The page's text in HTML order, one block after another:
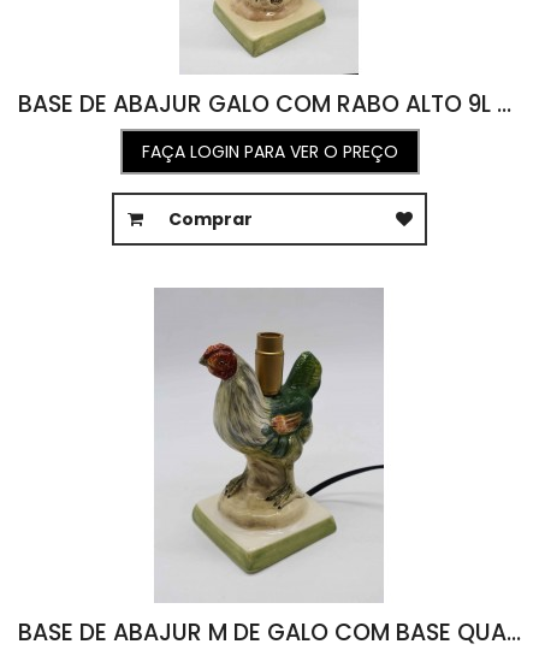
BASE DE ABAJUR GALO COM RABO ALTO 9L X 9C X 23A
FAÇA LOGIN PARA VER O PREÇO
Comprar
BASE DE ABAJUR M DE GALO COM BASE QUADRADA 9L X 9C X 16A